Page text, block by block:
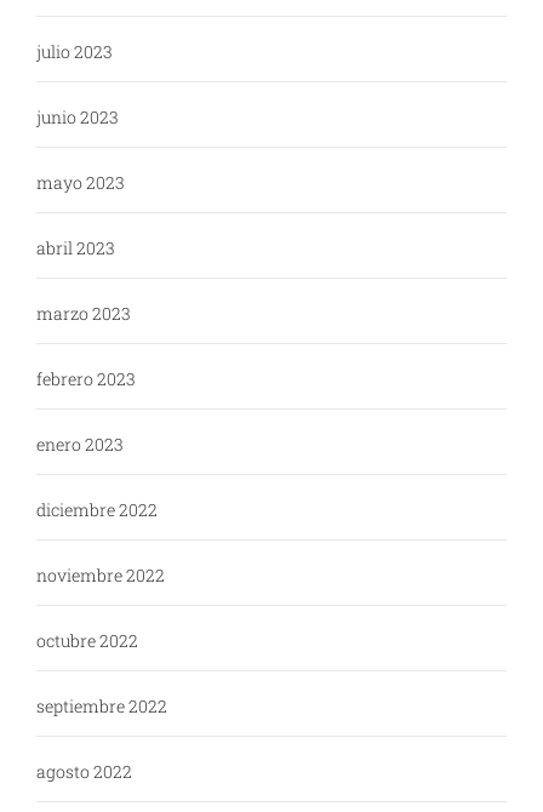
julio 2023
junio 2023
mayo 2023
abril 2023
marzo 2023
febrero 2023
enero 2023
diciembre 2022
noviembre 2022
octubre 2022
septiembre 2022
agosto 2022